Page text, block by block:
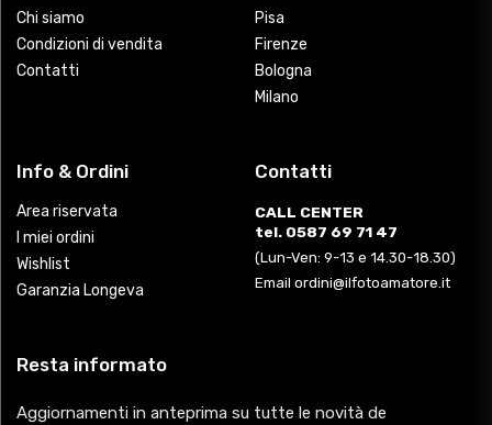
Chi siamo
Condizioni di vendita
Contatti
Pisa
Firenze
Bologna
Milano
Info & Ordini
Area riservata
I miei ordini
Wishlist
Garanzia Longeva
Contatti
CALL CENTER
tel. 0587 69 71 47
(Lun-Ven: 9-13 e 14.30-18.30)
Email ordini@ilfotoamatore.it
Resta informato
Aggiornamenti in anteprima su tutte le novità de